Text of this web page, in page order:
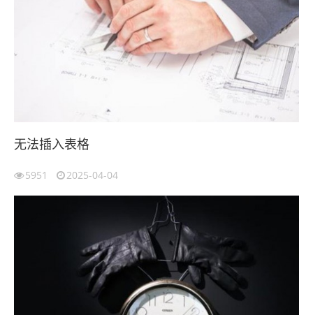
无法插入表格
5951 2025-04-04